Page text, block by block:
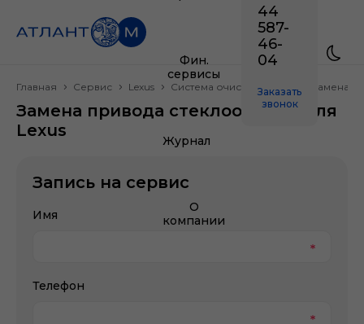
Фин.
сервисы
Журнал
О
компании
44
587-
46-
04
Заказать
звонок
Главная Сервис Lexus Система очистки стекол Замена
Замена привода стеклоочистителя
Lexus
Запись на сервис
Имя
Телефон